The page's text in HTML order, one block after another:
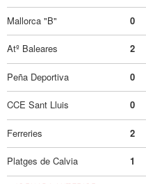
Mallorca "B" 0
Atº Baleares 2
Peña Deportiva 0
CCE Sant Lluis 0
Ferreries 2
Platges de Calvia 1